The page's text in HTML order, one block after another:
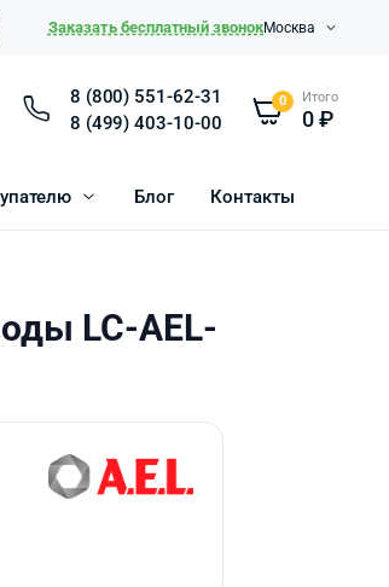
Заказать бесплатный звонокМосква
8 (800) 551-62-31
8 (499) 403-10-00
0 Итого
0₽
Блог Контакты
LC-AEL-